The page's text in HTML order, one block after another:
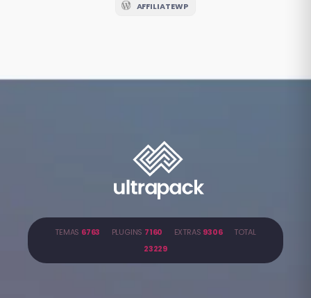
AFFILIATEWP
TEMAS 6763 PLUGINS 7160 EXTRAS 9306TOTAL
23229